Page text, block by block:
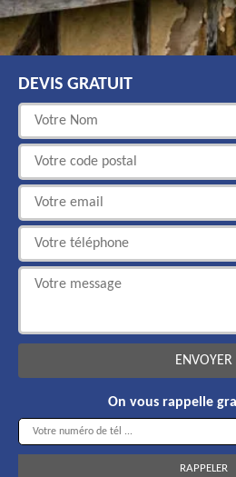
DEVIS GRATUIT
On vous rappelle